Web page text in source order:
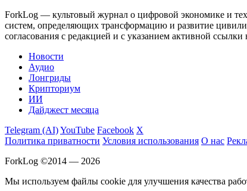
ForkLog — культовый журнал о цифровой экономике и
систем, определяющих трансформацию и развитие
согласования с редакцией и с указанием активной ссылки
Новости
Аудио
Лонгриды
Крипториум
ИИ
Дайджест месяца
Telegram (AI)YouTube Facebook X
Политика приватности Условия использования О нас
ForkLog ©2014 — 2026
Мы используем файлы cookie для улучшения качества